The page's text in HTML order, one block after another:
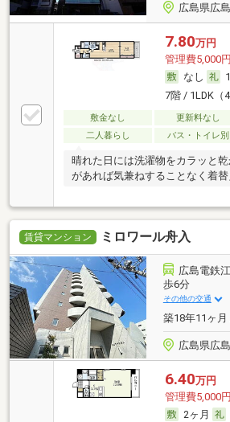
広島県広
7.80万円
管理費5,000円
なし
7階 / 1LDK（
敷金なし 更新料なし
二人暮らし
バス・トイレ別
晴れた日には洗濯物をカラッと
があれば気兼ねすることなく着替
賃貸マンション ミロワール舟入
広島電鉄
歩6分
その他の交通
築18年11ヶ月
広島県広
6.40万円
管理費5,000円
2ヶ月